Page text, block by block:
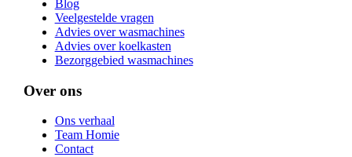
Blog
Veelgestelde vragen
Advies over wasmachines
Advies over koelkasten
Bezorggebied wasmachines
Over ons
Ons verhaal
Team Homie
Contact